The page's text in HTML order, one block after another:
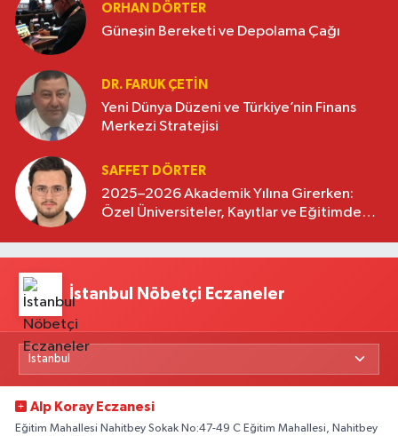
ORHAN DÖRTER
Güneşin Bereketi ve Depolama Çağı
DR. FARUK ÇETİN
Yeni Dünya Düzeni ve Türkiye’nin Finans
Merkezi Stratejisi
SAFFET DÖRTER
2025–2026 Akademik Yılına Girerken:
Özel Üniversiteler, Kayıtlar ve Eğitimde
İstanbul Nöbetçi Eczaneler
Alp Koray Eczanesi
Eğitim Mahallesi Nahitbey Sokak No:47-49 C Eğitim Mahallesi, Nahitbey